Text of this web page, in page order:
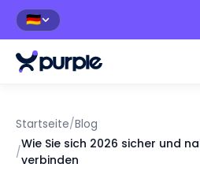
🇩🇪
Startseite/Blog
/
Wie Sie sich 2026 sicher und
verbinden